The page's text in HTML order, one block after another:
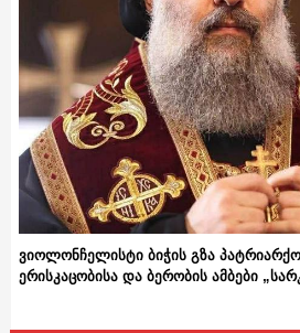
ვიოლონჩელისტი ბიჭის გზა
ერისკაცობისა და ბერობის ამბები